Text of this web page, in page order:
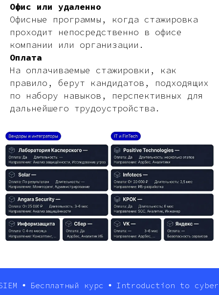
Офис или удаленно
Офисные программы, когда стажировка
проходит непосредственно в офисе
компании или организации.
Оплата
На оплачиваемые стажировки, как
правило, берут кандидатов, подходящих
по набору навыков, перспективных для
дальнейшего трудоустройства.
Бесплатный курс Introduction to